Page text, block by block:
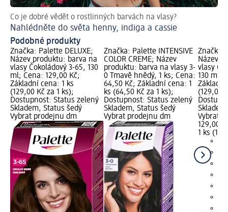
Co je dobré vědět o rostlinných barvách na vlasy?
Nahlédněte do světa henny, indiga a cassie
Podobné produkty
Značka: Palette DELUXE;
Název produktu: barva na
vlasy Čokoládový 3-65, 130
ml; Cena: 129,00 Kč;
Základní cena: 1 ks
(129,00 Kč za 1 ks);
Dostupnost: Status zelený
Skladem, Status šedý
Vybrat prodejnu dm
Značka: Palette INTENSIVE
COLOR CREME; Název
produktu: barva na vlasy 3-
0 Tmavě hnědý, 1 ks; Cena:
64,50 Kč; Základní cena: 1
ks (64,50 Kč za 1 ks);
Dostupnost: Status zelený
Skladem, Status šedý
Vybrat prodejnu dm
Značka:
Název
vlasy
130 ml;
Základní
(129,00
Vybrat
129,00
1 ks